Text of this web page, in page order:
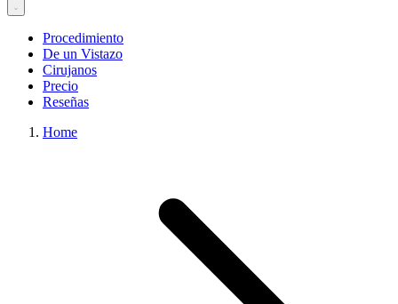
Procedimiento
De un Vistazo
Cirujanos
Precio
Reseñas
Home